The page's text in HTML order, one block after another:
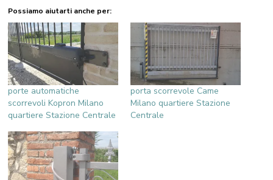
Possiamo aiutarti anche per:
porte automatiche
scorrevoli Kopron Milano
quartiere Stazione Centrale
porta scorrevole Came
Milano quartiere Stazione
Centrale